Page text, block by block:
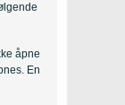
åpne
En